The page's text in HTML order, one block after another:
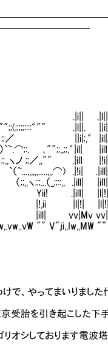
.|i|| .|l||
､"";;(;;;;;::::゛"" .|l||.
Y ;;／ ||i|;,゛ |il|;;
ノ ）`~.⌒;:. ､"";;,,;;,゛|il|
;;／,,"" .|ilｌ |!i| |,!
.|!i| .|ill|
（_;;::,, .|ill| |ilｌ|
Yii! .|ilｌ|
|!,ii |l|!|
|ill| vv|Mv vv|Mv ,
"" V"ji,,Iw,,MW ""
てまいりました代
引き起こした下手人
おります電波塔建